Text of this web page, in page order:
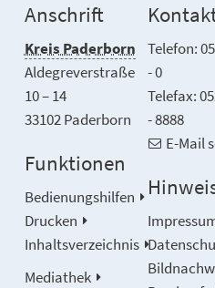
Anschrift
Kreis Paderborn
Aldegreverstraße
10 – 14
33102 Paderborn
Telefon:
- 0
Telefax:
- 8888
E-Mail
Funktionen
Bedienungshilfen
Drucken
Inhaltsverzeichnis
Mediathek